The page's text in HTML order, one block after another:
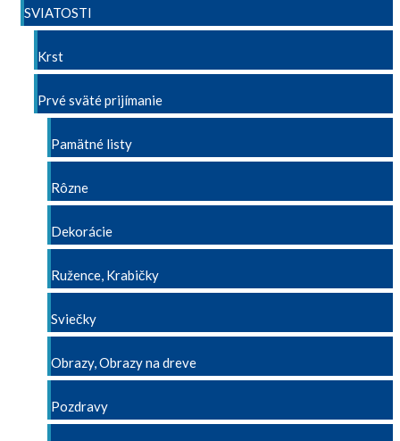
SVIATOSTI
Krst
Prvé sväté prijímanie
Pamätné listy
Rôzne
Dekorácie
Ružence, Krabičky
Sviečky
Obrazy, Obrazy na dreve
Pozdravy